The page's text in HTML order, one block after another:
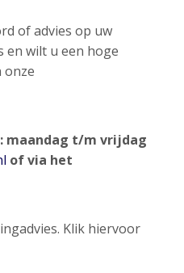
of advies op uw
en wilt u een hoge
onze
maandag t/m vrijdag
of via het
Klik hiervoor